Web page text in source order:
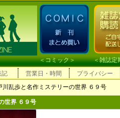
＜コミック＞ ＜雑誌定
記 営業日・時間 プライバシー
川乱歩と名作ミステリーの世界 ６９号
世界 ６９号